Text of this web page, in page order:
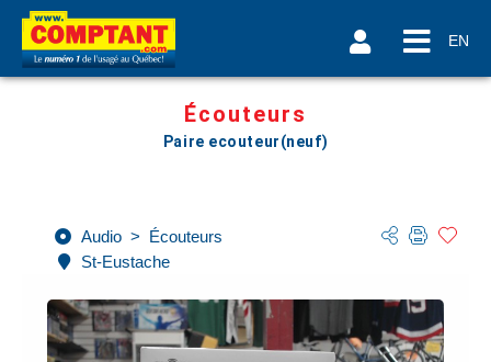
EN
Écouteurs
Paire ecouteur(neuf)
Audio > Écouteurs
St-Eustache